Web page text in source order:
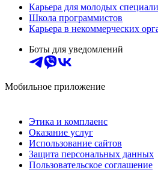
Карьера для молодых
Школа программистов
Карьера в некоммерческих
Боты для уведомлений
Мобильное приложение
Этика и комплаенс
Оказание услуг
Использование сайтов
Защита персональных данных
Пользовательское соглашение